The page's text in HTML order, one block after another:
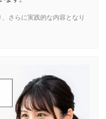
さらに実践的な内容となり